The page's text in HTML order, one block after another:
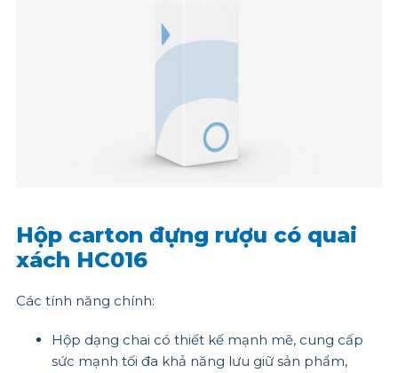
Hộp carton đựng rượu có quai
xách HC016
Các tính năng chính:
Hộp dạng chai có thiết kế mạnh mẽ, cung cấp
sức mạnh tối đa khả năng lưu giữ sản phẩm,